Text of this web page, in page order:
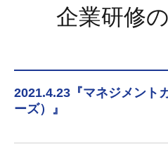
企業研修
2021.4.23『マネジメント
ーズ）』